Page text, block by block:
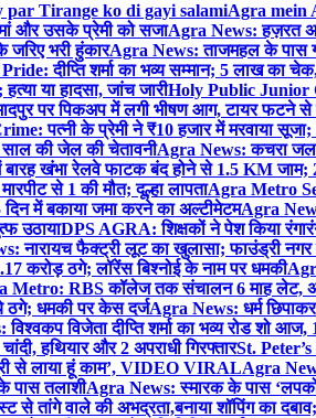
par Tirange ko di gayi salamiAgra mein
और उसके प्रेमी को सजाAgra News: हज़रत
भरी हुंकारAgra News: ताजमहल के पास
दीप्ति शर्मा का भव्य सम्मान; 5 लाख का
या हादसा, जांच जारीHoly Public Junior
पर पिकअप में लगी भीषण आग, टायर फटने
पत्नी के प्रेमी ने ₹10 हजार में मरवाया सूजा;
की जेल की चेतावनीAgra News: कचरा
खंभा रेलवे फाटक बंद होने से 1.5 KM जाम;
से 1 की मौत; दूल्हा लापताAgra Metro
में बकाया जमा करने का अल्टीमेटमAgra
उठायाDPS AGRA: शिक्षकों ने पेश किया
नारायच फैक्ट्री लूट का खुलासा; फाउंड्री
करोड़ ठगे; लॉरेंस बिश्नोई के नाम पर धमकी
Metro: RBS कॉलेज तक संचालन 6 माह लेट,
ठगे; धमकी पर केस दर्जAgra News: धर्म
विजेता दीप्ति शर्मा का भव्य रोड शो आज,
हथियार और 2 अपराधी गिरफ्तारSt.
से लाया हूं काम’, VIDEO VIRALAgra
पास तलाशीAgra News: स्मारक के पास
तांगे वाले की अभद्रता,बनाया शॉपिंग का दबाव;